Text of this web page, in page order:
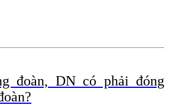
đoàn, DN có phải đóng